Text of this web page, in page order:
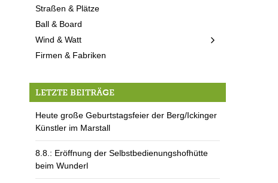
Straßen & Plätze
Ball & Board
Wind & Watt
Firmen & Fabriken
LETZTE BEITRÄGE
Heute große Geburtstagsfeier der Berg/Ickinger
Künstler im Marstall
8.8.: Eröffnung der Selbstbedienungshofhütte
beim Wunderl